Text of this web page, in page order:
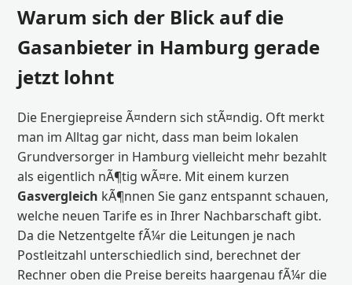
Warum sich der Blick auf die
Gasanbieter in Hamburg gerade
jetzt lohnt
Die Energiepreise Ã¤ndern sich stÃ¤ndig. Oft merkt
man im Alltag gar nicht, dass man beim lokalen
Grundversorger in Hamburg vielleicht mehr bezahlt
als eigentlich nÃ¶tig wÃ¤re. Mit einem kurzen
Gasvergleich kÃ¶nnen Sie ganz entspannt schauen,
welche neuen Tarife es in Ihrer Nachbarschaft gibt.
Da die Netzentgelte fÃ¼r die Leitungen je nach
Postleitzahl unterschiedlich sind, berechnet der
Rechner oben die Preise bereits haargenau fÃ¼r die